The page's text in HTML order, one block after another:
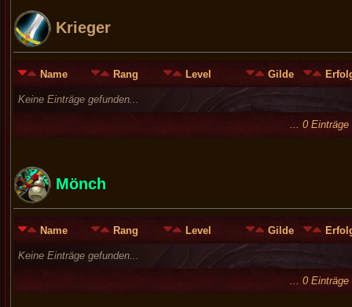
Krieger
Name Rang Level Gilde
Keine Einträge gefunden...
... 0
Mönch
Name Rang Level Gilde
Keine Einträge gefunden...
... 0